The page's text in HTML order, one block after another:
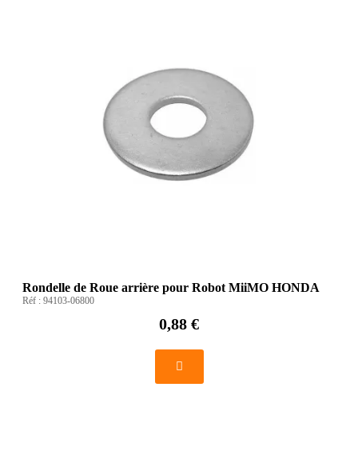
Rondelle de Roue arrière pour Robot MiiMO HONDA
Réf : 94103-06800
0,88 €